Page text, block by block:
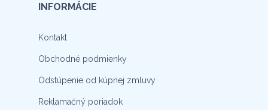
INFORMÁCIE
Kontakt
Obchodné podmienky
Odstúpenie od kúpnej zmluvy
Reklamačný poriadok